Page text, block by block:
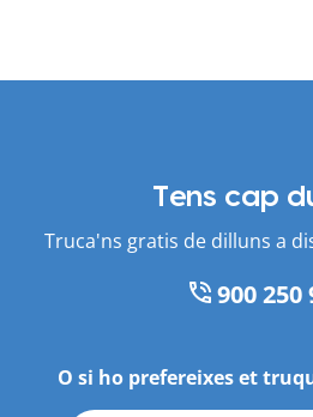
Tens cap
Truca'ns gratis de dilluns a
900 250
O si ho prefereixes et